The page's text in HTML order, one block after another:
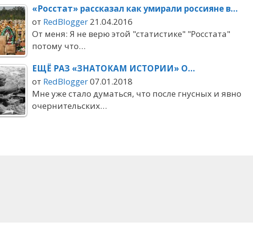
«Росстат» рассказал как умирали россияне в…
от RedBlogger 21.04.2016
От меня: Я не верю этой "статистике" "Росстата"
потому что…
ЕЩЁ РАЗ «ЗНАТОКАМ ИСТОРИИ» О…
от RedBlogger07.01.2018
Мне уже стало думаться, что после гнусных и явно
очернительских…